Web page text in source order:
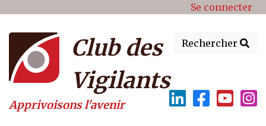
Menu du compte de Se connecter
Rechercher
Club des
Vigilants
Apprivoisons l'avenir